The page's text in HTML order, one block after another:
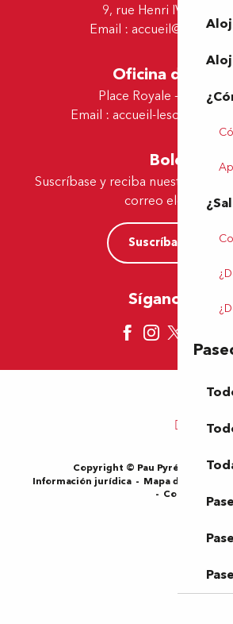
9, rue Henri IV - 64000
Email :
Oficina de Lescar
Place Royale - 64230
Email : accueil-
Boletín
Suscríbase y reciba nuestras
correo electrónico
Suscríbase ahora
Síganos aquí
Copyright © Pau Pyrénées
Información jurídica
Mapa del sitio
Cookies